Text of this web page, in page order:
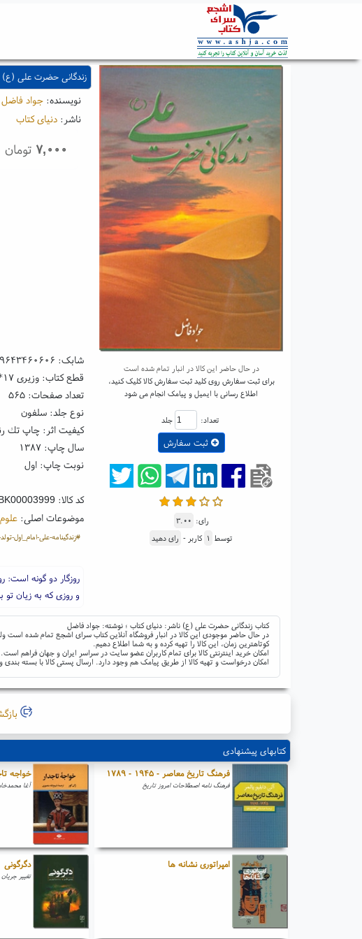
زندگانی حضرت علی (ع)
نویسنده: جواد فاضل
ناشر: دنیای کتاب
۷,۰۰۰ تومان
در حال حاضر این کالا در انبار تمام شده است
برای ثبت سفارش روی کلید ثبت سفارش کالا کلیک کنید،
اطلاع رسانی با ایمیل و پیامک انجام می شود
تعداد: جلد
ثبت سفارش
رای: ۳.۰۰
توسط ۱ کاربر - رای دهید
شابک: ۹۶۴۳۴۶۰۶۰۶
قطع کتاب: وزیری ۱۷*۲۴ سانتیمتر
تعداد صفحات: ۵۶۵
نوع جلد: سلفون
کیفیت اثر: چاپ تك
سال چاپ: ۱۳۸۷
نوبت چاپ: اول
کد کالا:
موضوعات اصلی:
#زندگینامه-علی-امام_اول-
روزگار دو گونه
و روزی که به زیان
کتاب زندگانی حضرت علی (ع) ناشر: دنیای کتاب ؛ نوشته: جواد فاضل
در حال حاضر موجودی این کالا در انبار فروشگاه آنلاین کتاب سرای اشجع تمام شده است
کوتاهترین زمان، این کالا را تهیه کرده و به شما اطلاع دهیم.
امکان خرید اینترنتی کالا برای تمام کاربران عضو سایت در سراسر ایران و جهان
امکان درخواست و تهیه کالا از طریق پیامک هم وجود دارد. ارسال پستی کالا با بسته
کتابهای پیشنهادی
فرهنگ تاریخ معاصر - ۱۹۴۵ - ۱۷۸۹
فرهنگ نامه اصطلاحات امروز تاریخ
خواجه
آغا
امپراتوری نشانه ها دگرگونی
تغییر